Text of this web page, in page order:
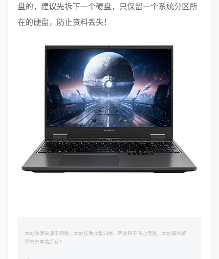
盘的，建议先拆下一个硬盘，只保留一个系统分区所
在的硬盘，防止资料丢失！
本站资源来源于网络，本站仅做收集归纳，严禁用于商业用途，本站最终解
释权归本站所有！